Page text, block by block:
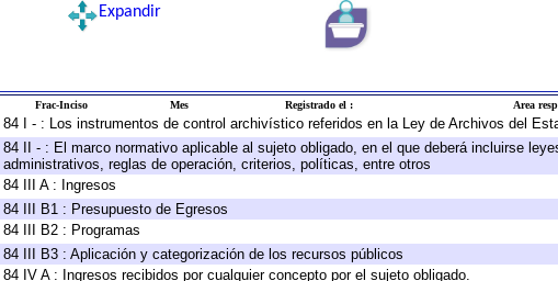
Expandir
Frac-Inciso Mes Registrado el : Area
84 I - : Los instrumentos de control archivístico referidos en la Ley de Archivos del
84 II - : El marco normativo aplicable al sujeto obligado, en el que deberá incluirse
administrativos, reglas de operación, criterios, políticas, entre otros
84 III A : Ingresos
84 III B1 : Presupuesto de Egresos
84 III B2 : Programas
84 III B3 : Aplicación y categorización de los recursos públicos
84 IV A : Ingresos recibidos por cualquier concepto por el sujeto obligado.